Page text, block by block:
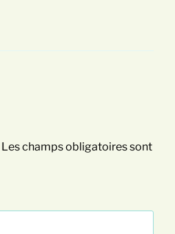
Les champs obligatoires sont